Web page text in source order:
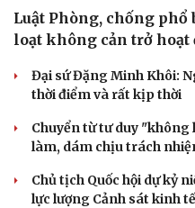
Luật Phòng, chống
loạt không cản trở hoạt
Đại sứ Đặng Minh Khôi:
thời điểm và rất kịp thời
Chuyển từ tư duy
làm, dám chịu trách
Chủ tịch Quốc hội dự kỷ
lực lượng Cảnh sát kinh tế